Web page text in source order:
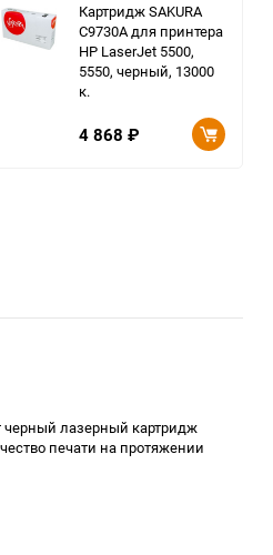
Картридж SAKURA
C9730A для принтера
HP LaserJet 5500,
5550, черный, 13000
к.
4 868 ₽
черный лазерный картридж
печати на протяжении